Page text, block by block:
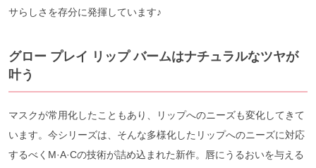
サらしさを存分に発揮しています♪
グロー プレイ リップ バームはナチュラルなツヤが
叶う
マスクが常用化したこともあり、リップへのニーズも変化してきて
います。今シリーズは、そんな多様化したリップへのニーズに対応
するべくM·A·Cの技術が詰め込まれた新作。唇にうるおいを与える